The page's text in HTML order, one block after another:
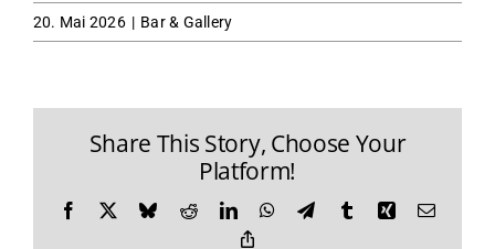
20. Mai 2026 | Bar & Gallery
Share This Story, Choose Your
Platform!
Facebook BlueskyRedditLinkedInWhatsApp
TelegramTumblrXing E-